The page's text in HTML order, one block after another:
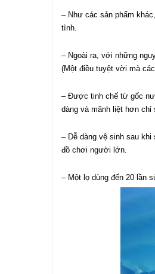
– Như các sản phẩm khác,
tình.
– Ngoài ra, với những
(Một điều tuyệt vời mà
– Được tinh chế từ gốc
dàng và mãnh liệt hơn chỉ
– Dễ dàng vệ sinh sau
đồ chơi người lớn.
– Một lọ dùng đến 20 lần